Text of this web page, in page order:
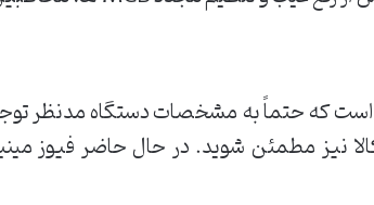
است که حتماً به مشخصات دستگاه مدنظر
نیز مطمئن شوید. در حال حاضر فیوز